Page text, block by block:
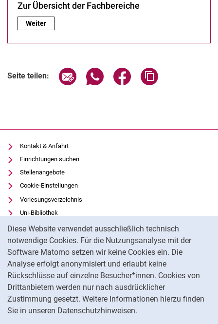
Diese Website verwendet ausschließlich technisch
notwendige Cookies. Für die Nutzungsanalyse mit der
Software Matomo setzen wir keine Cookies ein. Die
Analyse erfolgt anonymisiert und erlaubt keine
Rückschlüsse auf einzelne Besucher*innen. Cookies von
Drittanbietern werden nur nach ausdrücklicher
Zustimmung gesetzt. Weitere Informationen hierzu finden
Sie in unseren Datenschutzhinweisen.
Zur Über­sicht der Fach­be­rei­che
Zur Über­sicht der Fach­be­rei­che:
Weiter
Seite teilen: Seite über E-Mail teilen
Seite über WhatsApp teilen
Seite über Facebook
Kontakt & Anfahrt
Einrichtungen suchen
Stellenangebote
Cookie-Einstellungen
Vorlesungsverzeichnis
Uni-Bibliothek
Moodle
Panopto
Datenschutz
Barrierefreiheit
Transparenter KI-Einsatz